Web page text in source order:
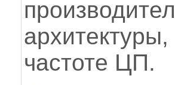
частоте ЦП.